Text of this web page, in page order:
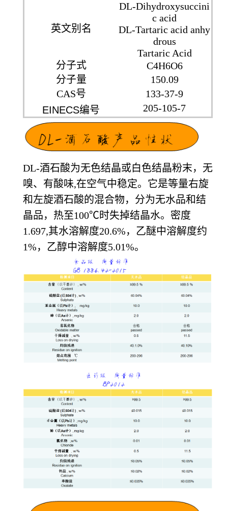
英文别名
DL-Dihydroxysuccini
c acid
DL-Tartaric acid anhy
drous
Tartaric Acid
分子式
C4H6O6
分子量
150.09
CAS号
133-37-9
EINECS编号 205-105-7
DL-酒石酸为无色结晶或白色结晶粉末，无
嗅、有酸味,在空气中稳定。它是等量右旋
和左旋酒石酸的混合物，分为无水品和结
晶品，热至100℃时失掉结晶水。密度
1.697,其水溶解度20.6%，乙醚中溶解度约
1%，乙醇中溶解度5.01%。